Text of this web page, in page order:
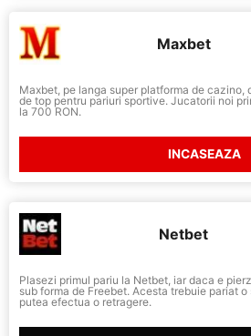
Maxbet
Maxbet, pe langa super platforma de cazino,
de top pentru pariuri sportive. Jucatorii noi
la 700 RON.
INCASEAZA
Netbet
Plasezi primul pariu la Netbet, iar daca e
sub forma de Freebet. Acesta trebuie pariat
putea efectua o retragere.